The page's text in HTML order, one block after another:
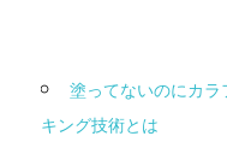
塗ってないのにカ
キング技術とは